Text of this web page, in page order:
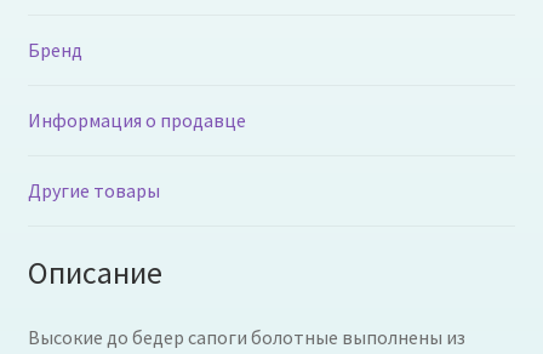
Бренд
Информация о продавце
Другие товары
Описание
Высокие до бедер сапоги болотные выполнены из